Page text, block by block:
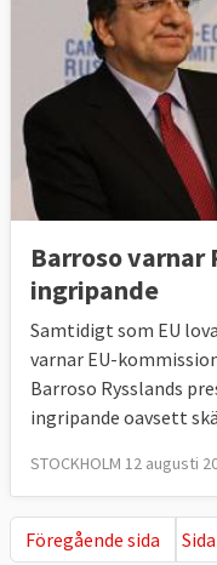
Barroso
ingripande
Samtidigt som EU
varnar EU-
Barroso Rysslands
ingripande oavsett
STOCKHOLM 12 augusti
Föregående sida
Föregående sida